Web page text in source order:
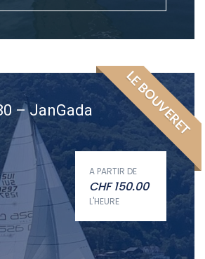
LE BOUVERET
– JanGada
A PARTIR DE
CHF150.00
L'HEURE